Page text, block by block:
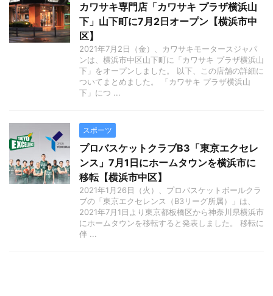
カワサキ専門店「カワサキ プラザ横浜山
下」山下町に7月2日オープン【横浜市中
区】
2021年7月2日（金）、カワサキモータースジャパ
ンは、横浜市中区山下町に「カワサキ プラザ横浜山
下」をオープンしました。 以下、この店舗の詳細に
ついてまとめました。 「カワサキ プラザ横浜山
下」につ ...
スポーツ
プロバスケットクラブB3「東京エクセレ
ンス」7月1日にホームタウンを横浜市に
移転【横浜市中区】
2021年1月26日（火）、プロバスケットボールクラ
ブの「東京エクセレンス（B3リーグ所属）」は、
2021年7月1日より東京都板橋区から神奈川県横浜市
にホームタウンを移転すると発表しました。 移転に
伴 ...